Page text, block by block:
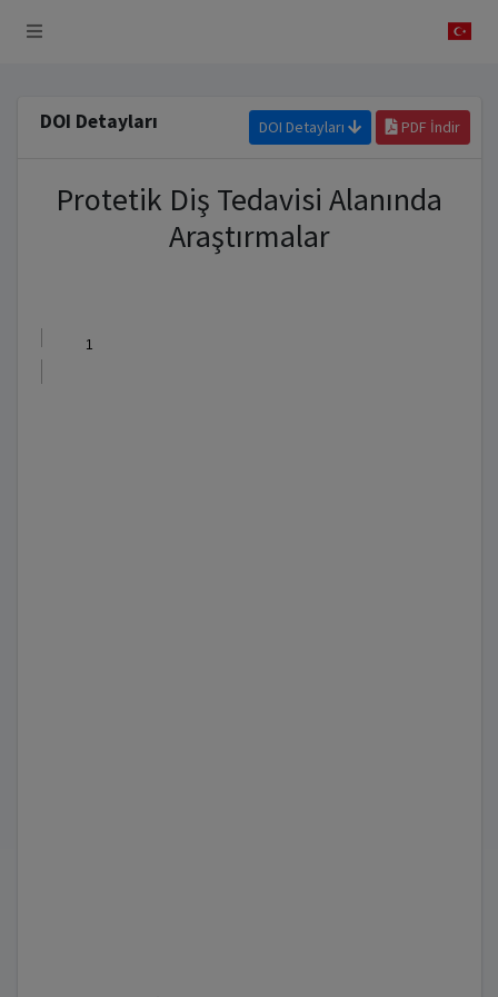
DOI Detayları DOI Detayları PDF İndir
Protetik Diş Tedavisi Alanında
Araştırmalar